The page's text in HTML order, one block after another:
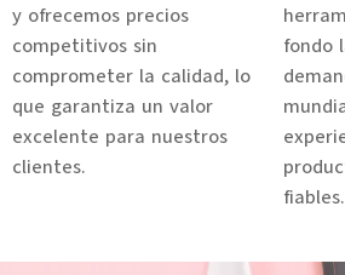
y ofrecemos precios
competitivos sin
comprometer la calidad, lo
que garantiza un valor
excelente para nuestros
clientes.
fondo
fiables.